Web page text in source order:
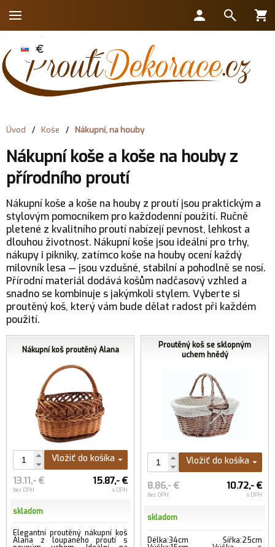
Úvod / Koše / Nákupní, na houby
Nákupní koše a koše na houby z
přírodního proutí
Nákupní koše a koše na houby z proutí jsou praktickým a
stylovým pomocníkem pro každodenní použití. Ručně
pletené z kvalitního proutí nabízejí pevnost, lehkost a
dlouhou životnost. Nákupní koše jsou ideální pro trhy,
nákupy i pikniky, zatímco koše na houby ocení každý
milovník lesa — jsou vzdušné, stabilní a pohodlně se nosí.
Přírodní materiál dodává košům nadčasový vzhled a
snadno se kombinuje s jakýmkoli stylem. Vyberte si
proutěný koš, který vám bude dělat radost při každém
použití.
Nákupní koš proutěný Alana
Vložiť do košíka
13.11,- €
bez DPH
15.87,- €
s DPH
skladom
Elegantní proutěný nákupní koš
Alana z loupaného proutí s
Proutěný koš se sklopným
uchem hnědý
Vložiť do košíka
8.86,- €
bez DPH
10.72,- €
s DPH
skladom
Délka:34cm Šířka:25cm